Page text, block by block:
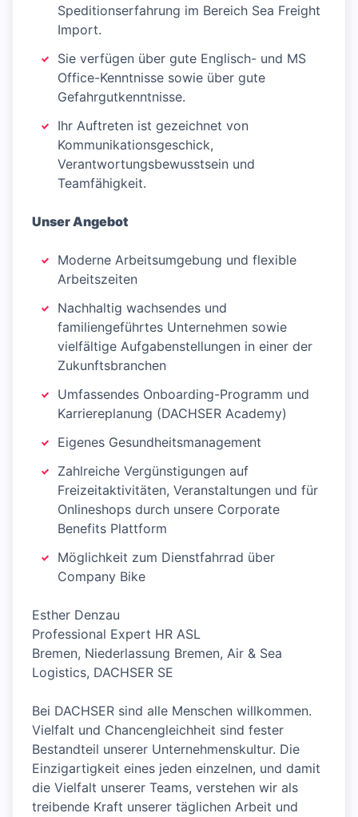
Speditionserfahrung im Bereich Sea Freight
Import.
Sie verfügen über gute Englisch- und MS
Office-Kenntnisse sowie über gute
Gefahrgutkenntnisse.
Ihr Auftreten ist gezeichnet von
Kommunikationsgeschick,
Verantwortungsbewusstsein und
Teamfähigkeit.
Unser Angebot
Moderne Arbeitsumgebung und flexible
Arbeitszeiten
Nachhaltig wachsendes und
familiengeführtes Unternehmen sowie
vielfältige Aufgabenstellungen in einer der
Zukunftsbranchen
Umfassendes Onboarding-Programm und
Karriereplanung (DACHSER Academy)
Eigenes Gesundheitsmanagement
Zahlreiche Vergünstigungen auf
Freizeitaktivitäten, Veranstaltungen und für
Onlineshops durch unsere Corporate
Benefits Plattform
Möglichkeit zum Dienstfahrrad über
Company Bike
Esther Denzau
Professional Expert HR ASL
Bremen, Niederlassung Bremen, Air & Sea
Logistics, DACHSER SE
Bei DACHSER sind alle Menschen willkommen.
Vielfalt und Chancengleichheit sind fester
Bestandteil unserer Unternehmenskultur. Die
Einzigartigkeit eines jeden einzelnen, und damit
die Vielfalt unserer Teams, verstehen wir als
treibende Kraft unserer täglichen Arbeit und